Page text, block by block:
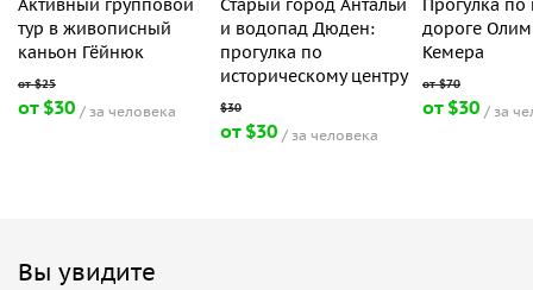
тур в живописный
каньон Гёйнюк
от $30 за человека
и водопад Дюден:
прогулка по
историческому центру
от $30 за человека
дороге
Кемера
от $30 за
Вы увидите